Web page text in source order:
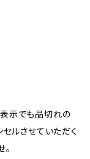
示でも品切れの
セルさせていただく